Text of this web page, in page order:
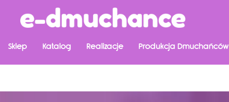
Sklep Katalog Realizacje Produkcja Dmuchańców